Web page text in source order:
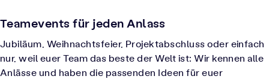
Teamevents für jeden Anlass
Jubiläum, Weihnachtsfeier, Projektabschluss oder einfach
nur, weil euer Team das beste der Welt ist: Wir kennen alle
Anlässe und haben die passenden Ideen für euer